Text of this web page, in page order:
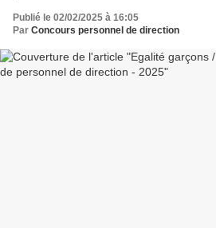
Publié le 02/02/2025 à 16:05
Par Concours personnel de direction